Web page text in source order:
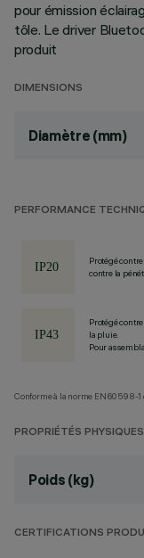
pour émission
tôle. Le driver
produit
DIMENSIONS
Diamètre (mm)
PERFORMANCE
Protégé
contre la
Protégé
la pluie.
Pour
Conforme à la norme EN60598-
PROPRIÉTÉS PHYSIQUES
Poids (kg)
CERTIFICATIONS